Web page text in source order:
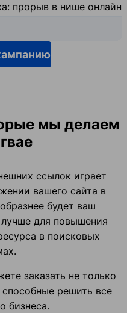
прорыв в нише
мы делаем
ссылок играет
вашего сайта в
будет ваш
для повышения
в поисковых
заказать не только
способные решить все
бизнеса.